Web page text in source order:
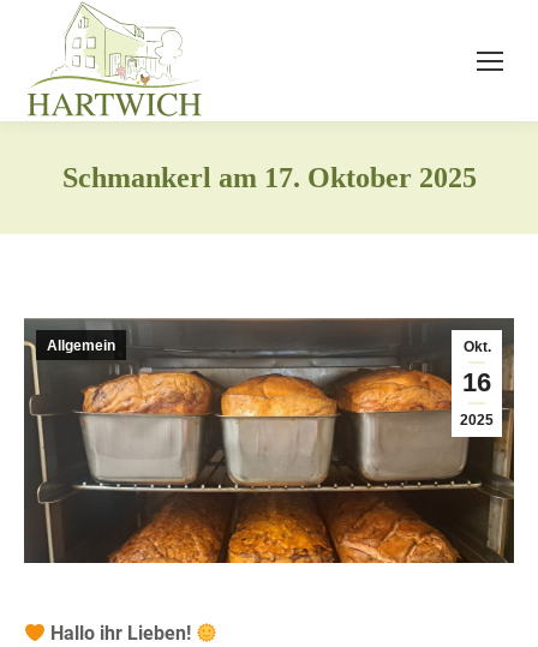
Schmankerl am 17. Oktober 2025
Okt.
16
2025
Allgemein
Hallo ihr Lieben!